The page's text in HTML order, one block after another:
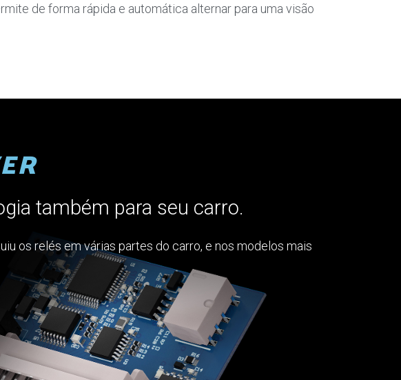
de forma rápida e automática alternar para uma visão
também para seu carro.
os relés em várias partes do carro, e nos modelos mais